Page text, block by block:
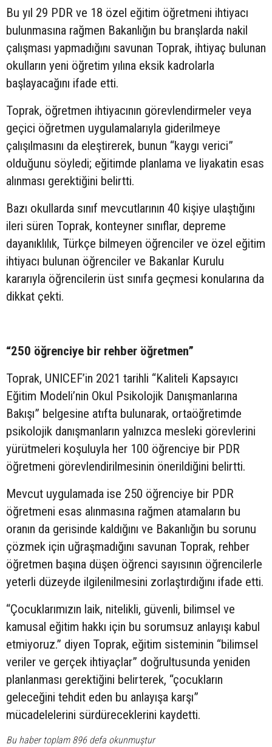
Bu yıl 29 PDR ve 18 özel eğitim öğretmeni ihtiyacı
bulunmasına rağmen Bakanlığın bu branşlarda nakil
çalışması yapmadığını savunan Toprak, ihtiyaç bulunan
okulların yeni öğretim yılına eksik kadrolarla
başlayacağını ifade etti.
Toprak, öğretmen ihtiyacının görevlendirmeler veya
geçici öğretmen uygulamalarıyla giderilmeye
çalışılmasını da eleştirerek, bunun “kaygı verici”
olduğunu söyledi; eğitimde planlama ve liyakatin esas
alınması gerektiğini belirtti.
Bazı okullarda sınıf mevcutlarının 40 kişiye ulaştığını
ileri süren Toprak, konteyner sınıflar, depreme
dayanıklılık, Türkçe bilmeyen öğrenciler ve özel eğitim
ihtiyacı bulunan öğrenciler ve Bakanlar Kurulu
kararıyla öğrencilerin üst sınıfa geçmesi konularına da
dikkat çekti.
“250 öğrenciye bir rehber öğretmen”
Toprak, UNICEF’in 2021 tarihli “Kaliteli Kapsayıcı
Eğitim Modeli’nin Okul Psikolojik Danışmanlarına
Bakışı” belgesine atıfta bulunarak, ortaöğretimde
psikolojik danışmanların yalnızca mesleki görevlerini
yürütmeleri koşuluyla her 100 öğrenciye bir PDR
öğretmeni görevlendirilmesinin önerildiğini belirtti.
Mevcut uygulamada ise 250 öğrenciye bir PDR
öğretmeni esas alınmasına rağmen atamaların bu
oranın da gerisinde kaldığını ve Bakanlığın bu sorunu
çözmek için uğraşmadığını savunan Toprak, rehber
öğretmen başına düşen öğrenci sayısının öğrencilerle
yeterli düzeyde ilgilenilmesini zorlaştırdığını ifade etti.
“Çocuklarımızın laik, nitelikli, güvenli, bilimsel ve
kamusal eğitim hakkı için bu sorumsuz anlayışı kabul
etmiyoruz.” diyen Toprak, eğitim sisteminin “bilimsel
veriler ve gerçek ihtiyaçlar” doğrultusunda yeniden
planlanması gerektiğini belirterek, “çocukların
geleceğini tehdit eden bu anlayışa karşı”
mücadelelerini sürdüreceklerini kaydetti.
Bu haber toplam 896 defa okunmuştur